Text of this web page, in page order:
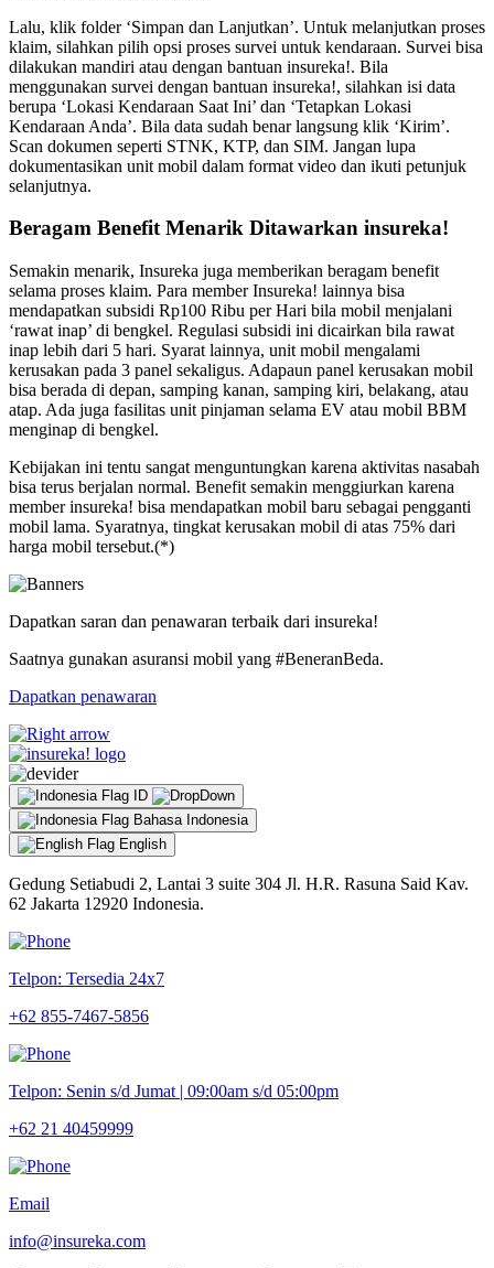
Lalu, klik folder ‘Simpan dan Lanjutkan’. Untuk melanjutkan proses
klaim, silahkan pilih opsi proses survei untuk kendaraan. Survei bisa
dilakukan mandiri atau dengan bantuan insureka!. Bila
menggunakan survei dengan bantuan insureka!, silahkan isi data
berupa ‘Lokasi Kendaraan Saat Ini’ dan ‘Tetapkan Lokasi
Kendaraan Anda’. Bila data sudah benar langsung klik ‘Kirim’.
Scan dokumen seperti STNK, KTP, dan SIM. Jangan lupa
dokumentasikan unit mobil dalam format video dan ikuti petunjuk
selanjutnya.
Beragam Benefit Menarik Ditawarkan insureka!
Semakin menarik, Insureka juga memberikan beragam benefit
selama proses klaim. Para member Insureka! lainnya bisa
mendapatkan subsidi Rp100 Ribu per Hari bila mobil menjalani
‘rawat inap’ di bengkel. Regulasi subsidi ini dicairkan bila rawat
inap lebih dari 5 hari. Syarat lainnya, unit mobil mengalami
kerusakan pada 3 panel sekaligus. Adapaun panel kerusakan mobil
bisa berada di depan, samping kanan, samping kiri, belakang, atau
atap. Ada juga fasilitas unit pinjaman selama EV atau mobil BBM
menginap di bengkel.
Kebijakan ini tentu sangat menguntungkan karena aktivitas nasabah
bisa terus berjalan normal. Benefit semakin menggiurkan karena
member insureka! bisa mendapatkan mobil baru sebagai pengganti
mobil lama. Syaratnya, tingkat kerusakan mobil di atas 75% dari
harga mobil tersebut.(*)
Dapatkan saran dan penawaran terbaik dari insureka!
Saatnya gunakan asuransi mobil yang #BeneranBeda.
Dapatkan penawaran
ID
Bahasa Indonesia
English
Gedung Setiabudi 2, Lantai 3 suite 304 Jl. H.R. Rasuna Said Kav.
62 Jakarta 12920 Indonesia.
Telpon: Tersedia 24x7
+62 855-7467-5856
Telpon: Senin s/d Jumat | 09:00am s/d 05:00pm
+62 21 40459999
Email
info@insureka.com